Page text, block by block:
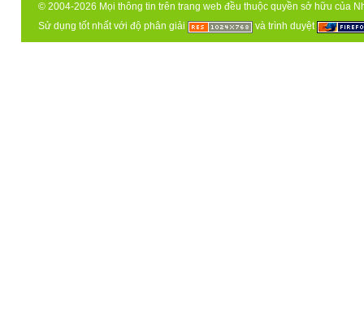
© 2004-2026 Mọi thông tin trên trang web đều thuộc quyền sở hữu của
Sử dụng tốt nhất với độ phân giải
và trình duyệt